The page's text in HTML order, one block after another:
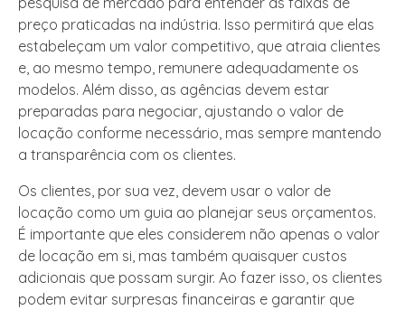
preço praticadas na indústria. Isso permitirá que elas
estabeleçam um valor competitivo, que atraia clientes
e, ao mesmo tempo, remunere adequadamente os
modelos. Além disso, as agências devem estar
preparadas para negociar, ajustando o valor de
locação conforme necessário, mas sempre mantendo
a transparência com os clientes.
Os clientes, por sua vez, devem usar o valor de
locação como um guia ao planejar seus orçamentos.
É importante que eles considerem não apenas o valor
de locação em si, mas também quaisquer custos
adicionais que possam surgir. Ao fazer isso, os clientes
podem evitar surpresas financeiras e garantir que